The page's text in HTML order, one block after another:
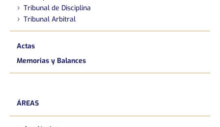
Tribunal de Disciplina
Tribunal Arbitral
Actas
Memorias y Balances
ÁREAS